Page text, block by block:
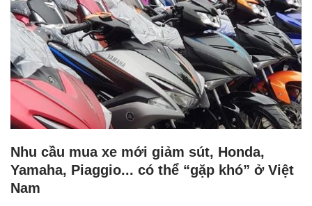
Nhu cầu mua xe mới giảm sút, Honda,
Yamaha, Piaggio... có thể “gặp khó” ở Việt
Nam